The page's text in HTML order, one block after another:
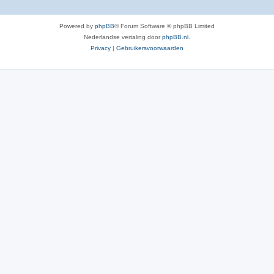
Powered by phpBB® Forum Software © phpBB Limited
Nederlandse vertaling doorphpBB.nl
Privacy | Gebruikersvoorwaarden